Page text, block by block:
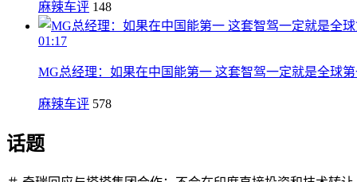
麻辣车评 148
01:17
MG总经理：如果在中国能第一 这套智驾一定就是全球
麻辣车评 578
话题